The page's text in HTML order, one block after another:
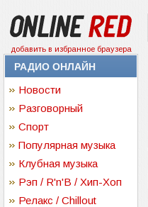
добавить в избранное браузера
РАДИО ОНЛАЙН
Новости
Разговорный
Спорт
Популярная музыка
Клубная музыка
Рэп / R'n'B / Хип-Хоп
Релакс / Chillout